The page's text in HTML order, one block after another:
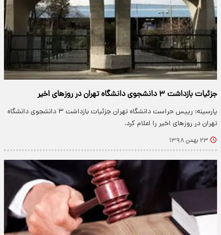
جزئیات بازداشت ۳ دانشجوی دانشگاه تهران در روز‌های اخیر
پارسینه: رییس حراست دانشگاه تهران جزئیات بازداشت ۳ دانشجوی دانشگاه
تهران در روز‌های اخیر را اعلام کرد.
۲۳ بهمن ۱۳۹۸